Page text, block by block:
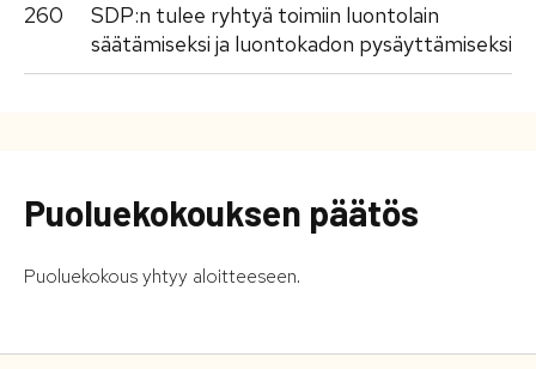
260
SDP:n tulee ryhtyä toimiin luontolain
säätämiseksi ja luontokadon pysäyttämiseksi
Puoluekokouksen päätös
Puoluekokous yhtyy aloitteeseen.